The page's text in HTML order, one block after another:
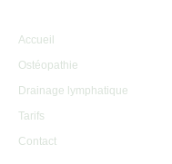
Accueil
Ostéopathie
Drainage lymphatique
Tarifs
Contact